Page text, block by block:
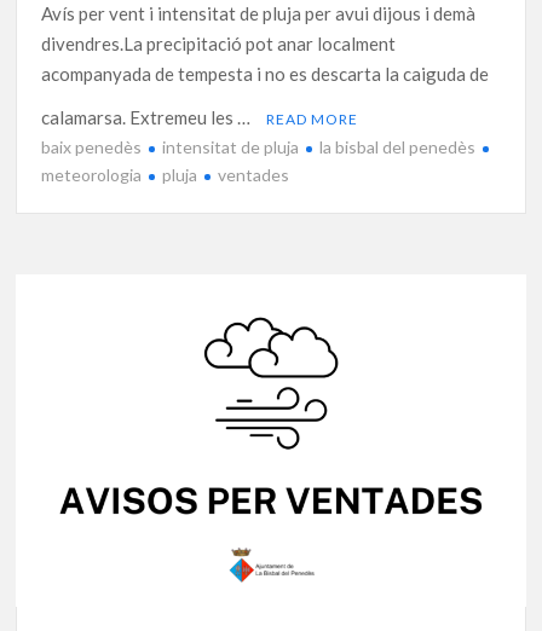
Avís per vent i intensitat de pluja per avui dijous i demà
divendres.La precipitació pot anar localment
acompanyada de tempesta i no es descarta la caiguda de
calamarsa. Extremeu les …
READ MORE
baix penedès intensitat de pluja
la bisbal del penedès
meteorologia
pluja ventades